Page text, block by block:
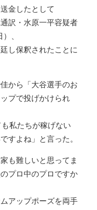
金したとして
訳・水原一平容疑者
、
し保釈されたことに
から「大谷選手のお
プで投げかけられ
私たちが稼げない
すよね」と言った。
も難しいと思ってま
プロ中のプロですか
アップポーズを両手